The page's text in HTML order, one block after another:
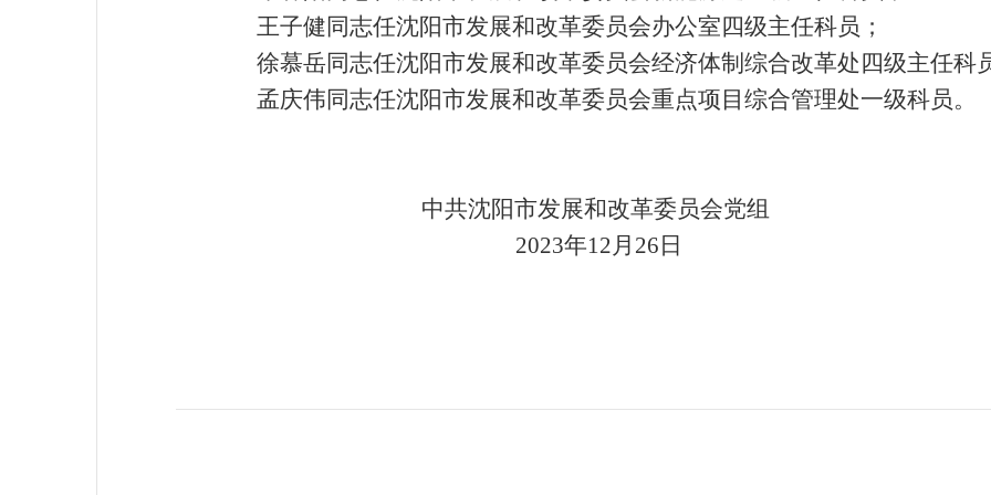
王子健同志任沈阳市发展和改革委员会办公室四级主任科员；
徐慕岳同志任沈阳市发展和改革委员会经济体制综合改革处四级主任科
孟庆伟同志任沈阳市发展和改革委员会重点项目综合管理处一级科员。
中共沈阳市发展和改革委员会党组
2023年12月 26 日